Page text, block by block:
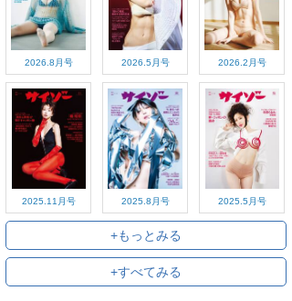
2026.8月号 2026.5月号 2026.2月号
2025.11月号 2025.8月号 2025.5月号
+もっとみる
+すべてみる